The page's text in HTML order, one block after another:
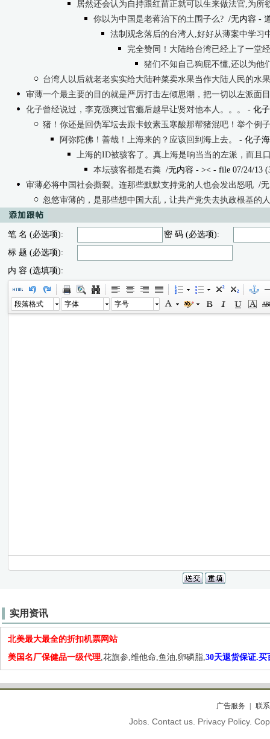
居然还会认为自持跟红苗正就可以生来做法官,为所
你以为中国是老蒋治下的土围子么? /无内容 -
法制观念落后的台湾人,好好从薄案中学习
完全赞同！大陆给台湾已经上了一堂
猪们不知自己狗屁不懂,还以为他
台湾人以后就老老实实给大陆种菜卖水果当作大陆人民的水
审薄一个最主要的目的就是严厉打击左倾思潮，把一切以左派面
化子曾经说过，李克强爽过官瘾后越早让贤对他本人。。。
- 化
猪！你还是回伪军坛去跟卡蚊素玉寒酸那帮猪混吧！举个例
阿弥陀佛！善哉！上海来的？应该回到海上去。
- 化子
上海的ID被骇客了。真上海是响当当的左派，而且
本坛骇客都是右粪 /无内容 - >< - file 07/24/13
审薄必将中国社会撕裂。连那些默默支持党的人也会发出怒吼 /
忽悠审薄的，是那些想中国大乱，让共产党失去执政根基的
笔 名 (必选项):
密 码 (必选项):
标 题 (必选项):
内 容 (选填项):
段落格式 字体 字号
实用资讯
北美最大最全的折扣机票网站
美国名厂保健品一级代理,花旗参,维他命,鱼油,卵磷脂,30天退货保证.买
广告服务 联
Jobs. Contact us. Privacy Policy.